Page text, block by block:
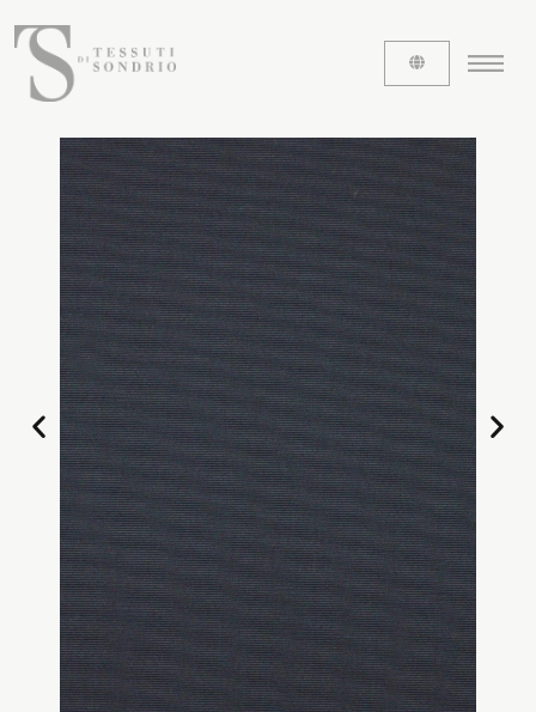
ABOUT US
The labels
Our history
Work with us
Share our fabrics
THE FABRICS
The season Fall/Winter
The season Spring/Summer
bunch